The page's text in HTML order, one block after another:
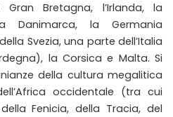
Bretagna, l’Irlanda, la
Danimarca, la Germania
Svezia, una parte dell’Italia
la Corsica e Malta. Si
della cultura megalitica
occidentale (tra cui
Fenicia, della Tracia, del